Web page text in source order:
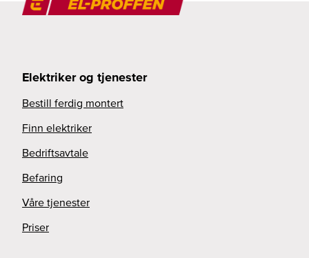
Elektriker og tjenester
Bestill ferdig montert
Finn elektriker
Bedriftsavtale
Befaring
Våre tjenester
Priser